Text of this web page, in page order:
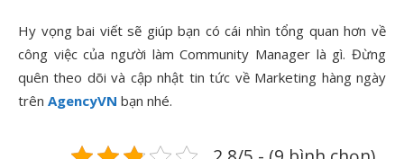
Hy vọng bai viết sẽ giúp bạn có cái nhìn tổng quan hơn về
công việc của người làm Community Manager là gì. Đừng
quên theo dõi và cập nhật tin tức về Marketing hàng ngày
trên AgencyVN bạn nhé.